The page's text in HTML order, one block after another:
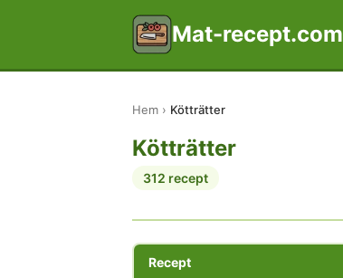
Mat-recept.com
Hem Kötträtter
Kötträtter
312 recept
Recept